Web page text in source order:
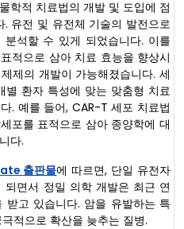
학적 치료법의 개발 및 도입에 점
유전 및 유전체 기술의 발전으로
석할 수 있게 되었습니다. 이를
적으로 삼아 치료 효능을 향상시
제의 개발이 가능해졌습니다. 세
환자 특성에 맞는 맞춤형 치료
. 예를 들어, CAR-T 세포 치료법
포를 표적으로 삼아 종양학에 대
다.
출판물에 따르면, 단일 유전자
면서 정밀 의학 개발은 최근 연
받고 있습니다. 암을 유발하는 특
적으로 확산을 늦추는 질병.